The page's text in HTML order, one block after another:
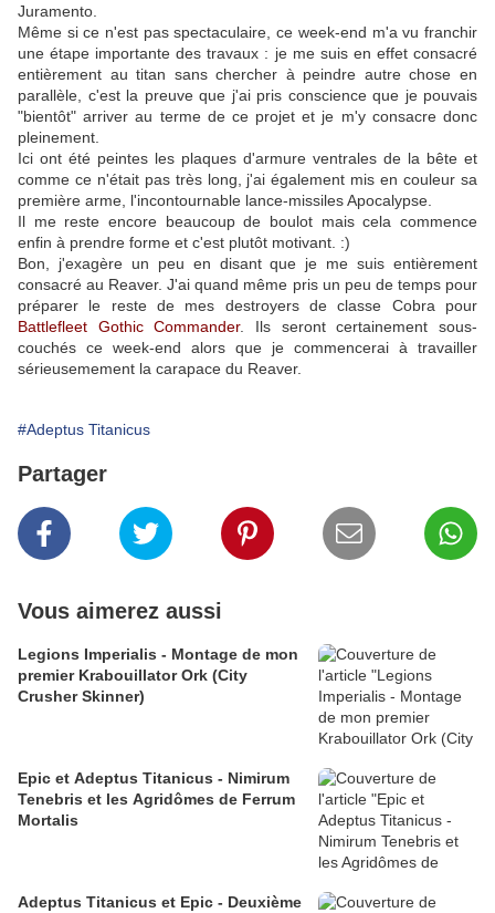
Juramento.
Même si ce n'est pas spectaculaire, ce week-end m'a vu franchir
une étape importante des travaux : je me suis en effet consacré
entièrement au titan sans chercher à peindre autre chose en
parallèle, c'est la preuve que j'ai pris conscience que je pouvais
"bientôt" arriver au terme de ce projet et je m'y consacre donc
pleinement.
Ici ont été peintes les plaques d'armure ventrales de la bête et
comme ce n'était pas très long, j'ai également mis en couleur sa
première arme, l'incontournable lance-missiles Apocalypse.
Il me reste encore beaucoup de boulot mais cela commence
enfin à prendre forme et c'est plutôt motivant. :)
Bon, j'exagère un peu en disant que je me suis entièrement
consacré au Reaver. J'ai quand même pris un peu de temps pour
préparer le reste de mes destroyers de classe Cobra pour
Battlefleet Gothic Commander. Ils seront certainement sous-
couchés ce week-end alors que je commencerai à travailler
sérieusemement la carapace du Reaver.
#Adeptus Titanicus
Partager
Vous aimerez aussi
Legions Imperialis - Montage de mon
premier Krabouillator Ork (City
Crusher Skinner)
Epic et Adeptus Titanicus - Nimirum
Tenebris et les Agridômes de Ferrum
Mortalis
Adeptus Titanicus et Epic - Deuxième